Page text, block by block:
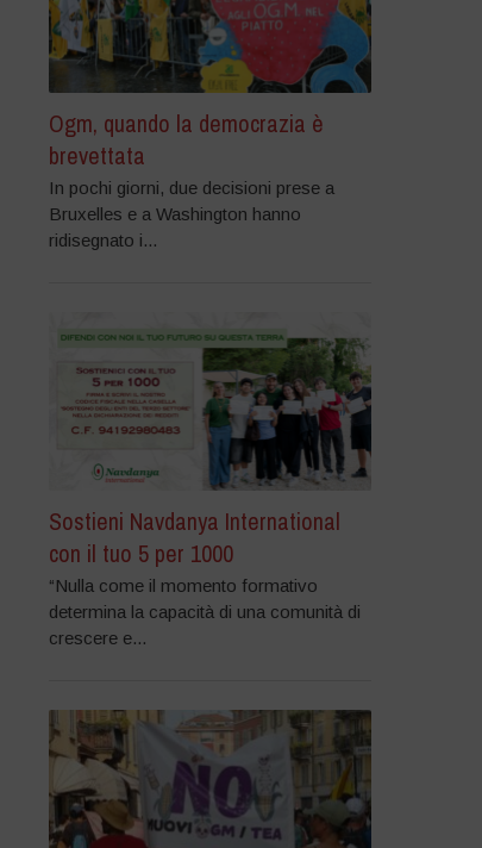
Ogm, quando la democrazia è
brevettata
In pochi giorni, due decisioni prese a
Bruxelles e a Washington hanno
ridisegnato i...
Sostieni Navdanya International
con il tuo 5 per 1000
“Nulla come il momento formativo
determina la capacità di una comunità di
crescere e...